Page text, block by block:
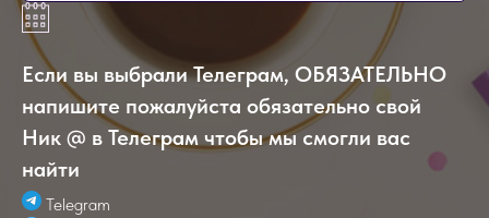
Если вы выбрали Телеграм, ОБЯЗАТЕЛЬНО
напишите пожалуйста обязательно свой
Ник @ в Телеграм чтобы мы смогли вас
найти
Telegram